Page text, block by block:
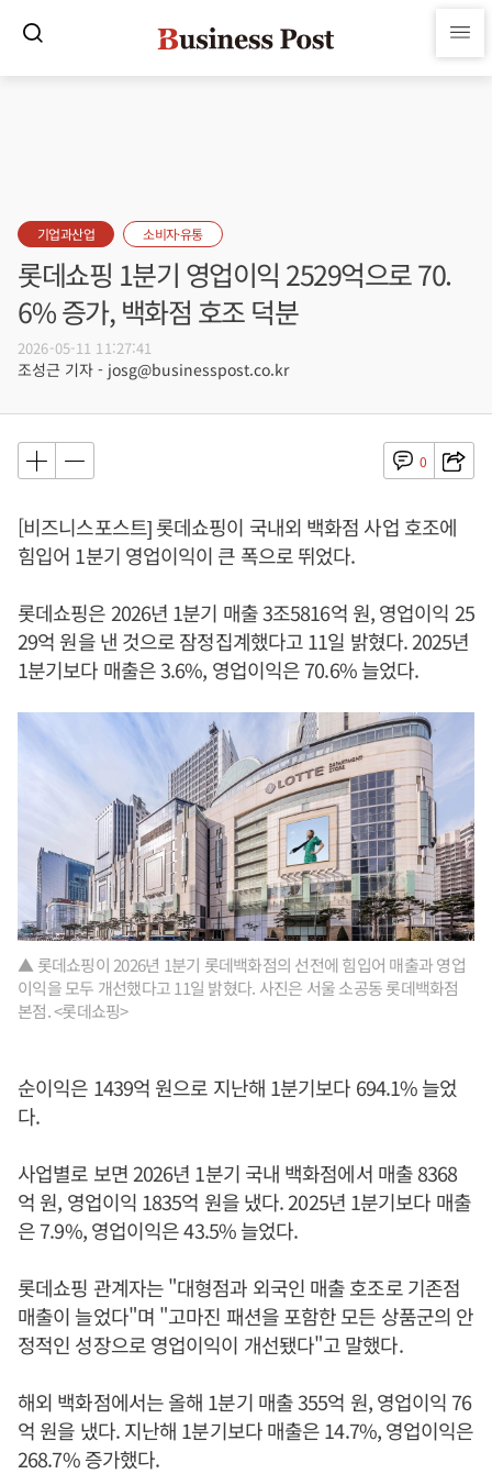
기업과산업 소비자·유통
롯데쇼핑 1분기 영업이익 2529억으로 70.
6% 증가, 백화점 호조 덕분
2026-05-11 11:27:41
조성근 기자 - josg@businesspost.co.kr
0
[비즈니스포스트] 롯데쇼핑이 국내외 백화점 사업 호조에
힘입어 1분기 영업이익이 큰 폭으로 뛰었다.
롯데쇼핑은 2026년 1분기 매출 3조5816억 원, 영업이익 25
29억 원을 낸 것으로 잠정집계했다고 11일 밝혔다. 2025년
1분기보다 매출은 3.6%, 영업이익은 70.6% 늘었다.
▲ 롯데쇼핑이 2026년 1분기 롯데백화점의 선전에 힘입어 매출과 영업
이익을 모두 개선했다고 11일 밝혔다. 사진은 서울 소공동 롯데백화점
본점. <롯데쇼핑>
순이익은 1439억 원으로 지난해 1분기보다 694.1% 늘었
다.
사업별로 보면 2026년 1분기 국내 백화점에서 매출 8368
억 원, 영업이익 1835억 원을 냈다. 2025년 1분기보다 매출
은 7.9%, 영업이익은 43.5% 늘었다.
롯데쇼핑 관계자는 "대형점과 외국인 매출 호조로 기존점
매출이 늘었다"며 "고마진 패션을 포함한 모든 상품군의 안
정적인 성장으로 영업이익이 개선됐다"고 말했다.
해외 백화점에서는 올해 1분기 매출 355억 원, 영업이익 76
억 원을 냈다. 지난해 1분기보다 매출은 14.7%, 영업이익은
268.7% 증가했다.